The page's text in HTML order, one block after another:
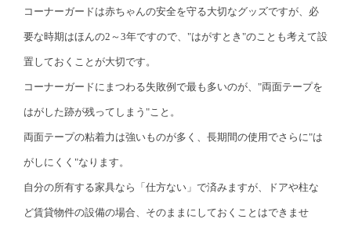
コーナーガードは赤ちゃんの安全を守る大切なグッズですが、必
要な時期はほんの2～3年ですので、"はがすとき"のことも考えて設
置しておくことが大切です。
コーナーガードにまつわる失敗例で最も多いのが、"両面テープを
はがした跡が残ってしまう"こと。
両面テープの粘着力は強いものが多く、長期間の使用でさらに"は
がしにくく"なります。
自分の所有する家具なら「仕方ない」で済みますが、ドアや柱な
ど賃貸物件の設備の場合、そのままにしておくことはできませ